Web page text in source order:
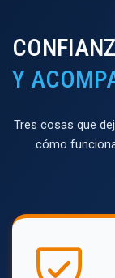
Y
Tres cosas que
cómo